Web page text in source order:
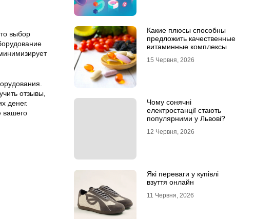
выбор
отзывы,
денег.
вашего
Какие плюсы способны
предложить качественные
витаминные комплексы
15 Червня, 2026
Чому сонячні
електростанції стають
популярними у Львові?
12 Червня, 2026
Які переваги у купівлі
взуття онлайн
11 Червня, 2026